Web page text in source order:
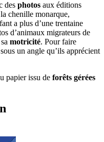
des photos aux éditions
chenille monarque,
a plus d’une trentaine
d’animaux migrateurs de
motricité. Pour faire
un angle qu’ils apprécient
papier issu de forêts gérées